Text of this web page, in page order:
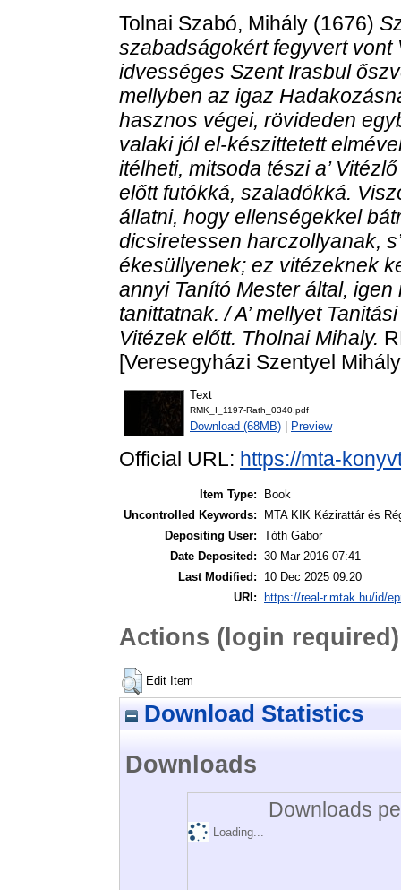
Tolnai Szabó, Mihály (1676)
szabadságokért fegyvert
idvességes Szent Irasbul
mellyben az igaz
hasznos végei, rövideden
valaki jól el-készittetett
itélheti, mitsoda tészi a’
előtt futókká, szaladókká.
állatni, hogy ellenségekkel
dicsiretessen harczollyanak,
ékesüllyenek; ez vitézeknek
annyi Tanító Mester által,
tanittatnak. / A’ mellyet
Vitézek előtt. Tholnai Mihaly.
[Veresegyházi Szentyel
Text
RMK_I_1197-Rath_0340.pdf
Download (68MB) Preview
Official URL: https://mta-
Item Type:
Book
Uncontrolled Keywords:
MTA KIK Kézirattár és
Depositing User: Tóth Gábor
Date Deposited: 30 Mar 2016 07:41
Last Modified:
10 Dec 2025 09:20
URI:
https://real-r.mtak.hu/id/
Actions (login required)
Edit Item
Download Statistics
Downloads
Downloads
Loading...